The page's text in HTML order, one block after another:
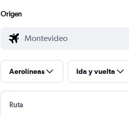
Origen
Aerolíneas Ida y vuelta
Ruta